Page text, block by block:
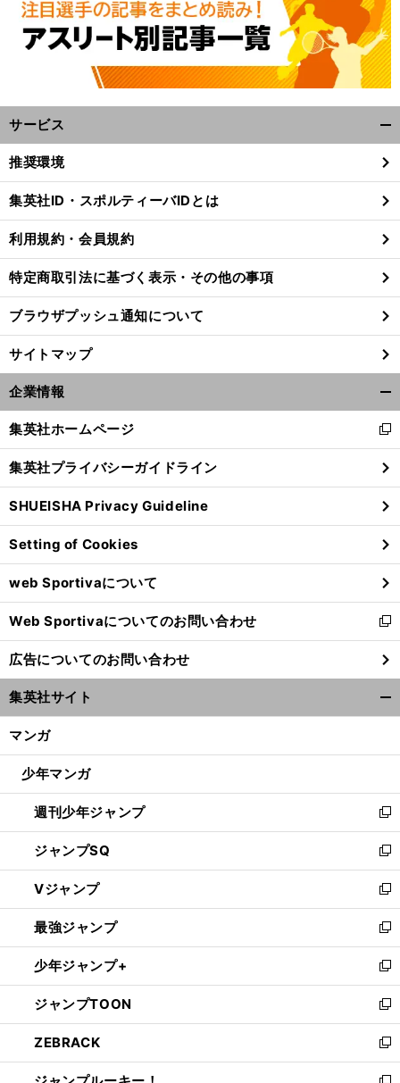
サービス
閉
る
推奨環境
集英社ID・スポルティーバIDとは
利用規約・会員規約
特定商取引法に基づく表示・その他の事項
ブラウザプッシュ通知について
サイトマップ
企業情報
閉
る
集英社ホームページ
新
し
い
ウ
ィ
ン
ド
ウ
で
開
く
集英社プライバシーガイドライン
SHUEISHA Privacy Guideline
Setting of Cookies
web Sportivaについて
Web Sportivaについてのお問い合わせ
新
し
い
ウ
ィ
ン
ウ
開
く
広告についてのお問い合わせ
集英社サイト
マンガ
少年マンガ
週刊少年ジャンプ
新
し
い
ウ
ィ
ン
ド
ウ
で
開
く
ジャンプSQ
新
し
い
ウ
ィ
ン
ド
ウ
で
開
く
Vジャンプ
新
し
い
ウ
ィ
ン
ド
ウ
で
開
最強ジャンプ
新
し
い
ウ
ィ
ン
ド
ウ
少年ジャンプ+
新
し
い
ウ
ィ
ン
ジャンプTOON
新
し
い
ウ
ZEBRACK
新
し